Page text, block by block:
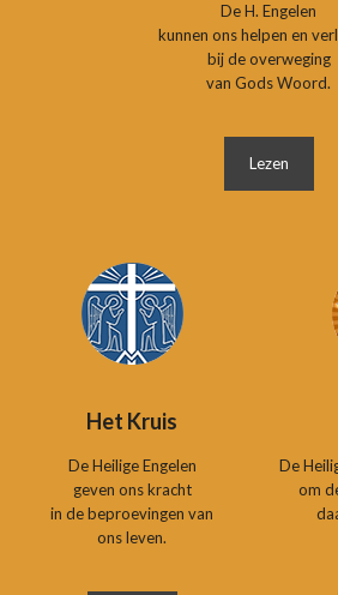
De H. Engelen
kunnen ons helpen en
bij de overweging
van Gods Woord.
Lezen
Het Kruis
De Heilige Engelen
geven ons kracht
in de beproevingen van
ons leven.
De
om